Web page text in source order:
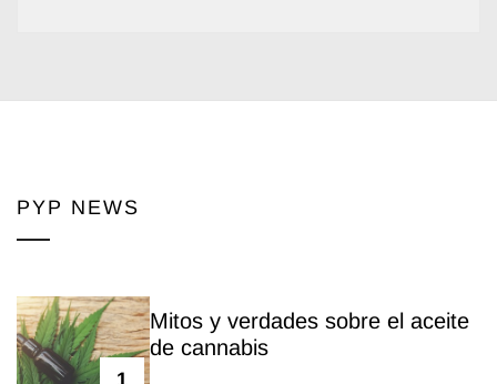
PYP NEWS
Mitos y verdades sobre el aceite
de cannabis